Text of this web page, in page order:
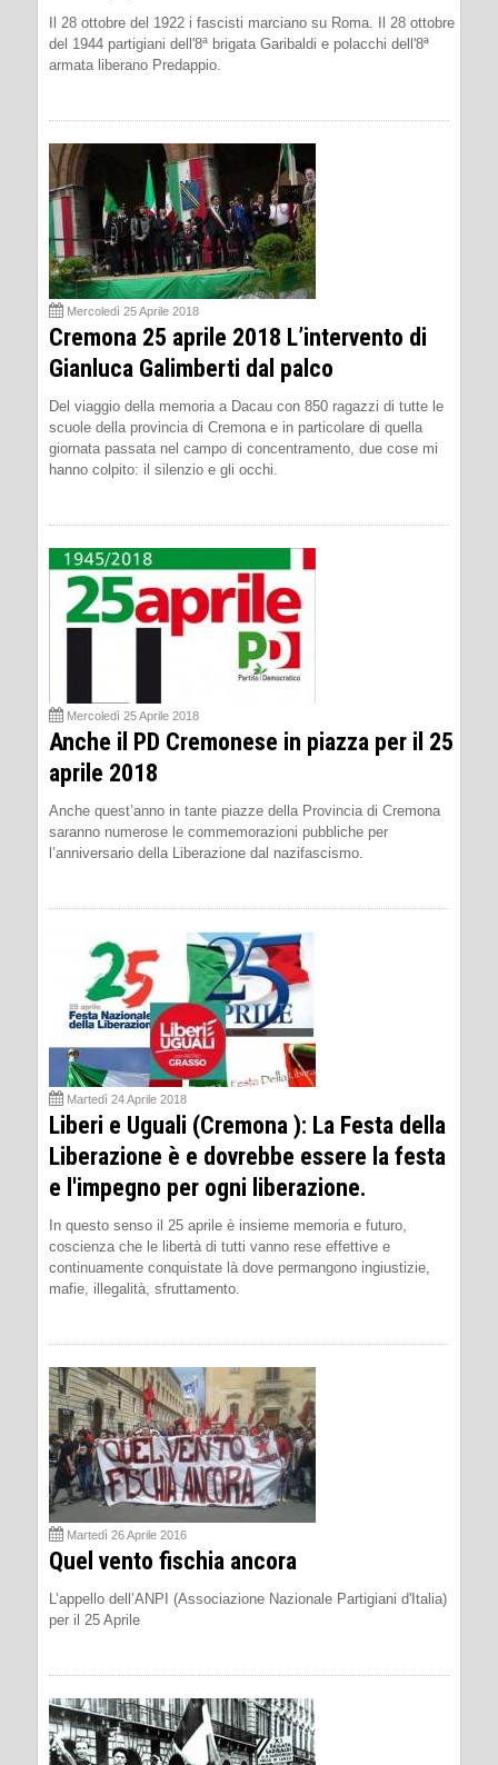
Il 28 ottobre del 1922 i fascisti marciano su Roma. Il 28 ottobre
del 1944 partigiani dell'8ª brigata Garibaldi e polacchi dell'8ª
armata liberano Predappio.
Mercoledì 25 Aprile 2018
Cremona 25 aprile 2018 L’intervento di
Gianluca Galimberti dal palco
Del viaggio della memoria a Dacau con 850 ragazzi di tutte le
scuole della provincia di Cremona e in particolare di quella
giornata passata nel campo di concentramento, due cose mi
hanno colpito: il silenzio e gli occhi.
Mercoledì 25 Aprile 2018
Anche il PD Cremonese in piazza per il 25
aprile 2018
Anche quest’anno in tante piazze della Provincia di Cremona
saranno numerose le commemorazioni pubbliche per
l’anniversario della Liberazione dal nazifascismo.
Martedì 24 Aprile 2018
Liberi e Uguali (Cremona ): La Festa della
Liberazione è e dovrebbe essere la festa
e l'impegno per ogni liberazione.
In questo senso il 25 aprile è insieme memoria e futuro,
coscienza che le libertà di tutti vanno rese effettive e
continuamente conquistate là dove permangono ingiustizie,
mafie, illegalità, sfruttamento.
Martedì 26 Aprile 2016
Quel vento fischia ancora
L’appello dell’ANPI (Associazione Nazionale Partigiani d'Italia)
per il 25 Aprile